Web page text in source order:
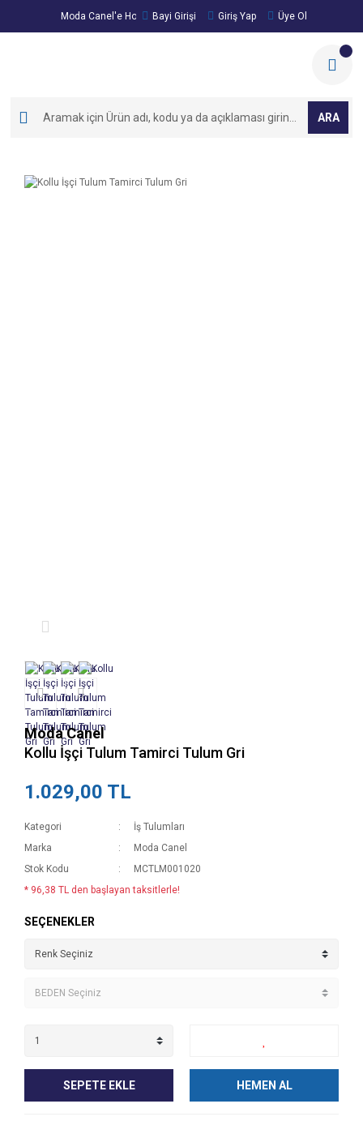
Moda Canel'e Hoşgeldiniz!
Bayi Girişi Giriş Yap Üye Ol
ARA
Moda Canel
Kollu İşçi Tulum Tamirci Tulum Gri
1.029,00 TL
Kategori
İş Tulumları
Marka
Moda Canel
Stok Kodu
MCTLM001020
* 96,38 TL den başlayan taksitlerle!
SEÇENEKLER
SEPETE EKLE HEMEN AL